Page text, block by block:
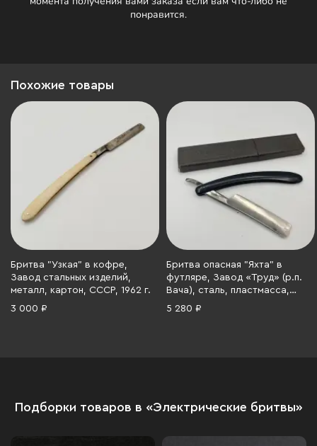
понравится.
Похожие товары
Бритва "Узкая" в кофре,
Завод стальных изделий,
металл, картон, СССР, 1962 г.
3 000 ₽
Бритва опасная "Яхта" в
футляре, Завод «Труд» (р.п.
Вача), сталь, пластмасса,
СССР, 1950-1960 гг.
5 280 ₽
Подборки товаров в «Электрические бритвы»